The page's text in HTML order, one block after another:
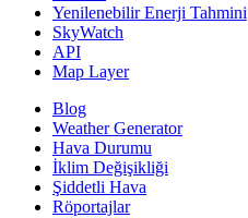
Yenilenebilir Enerji Tahmini
SkyWatch
API
Map Layer
Blog
Weather Generator
Hava Durumu
İklim Değişikliği
Şiddetli Hava
Röportajlar